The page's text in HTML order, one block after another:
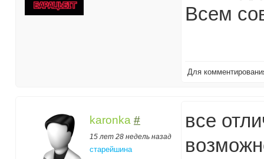
Всем
Для
karonka #
15 лет 28 недель назад
старейшина
все